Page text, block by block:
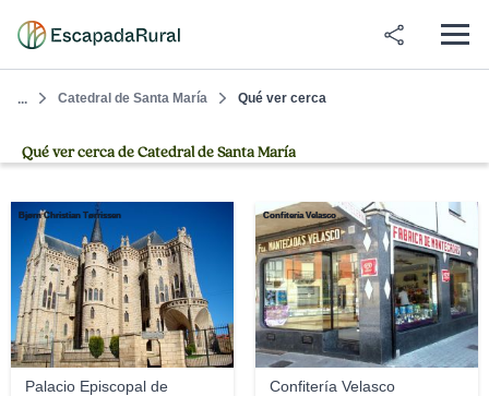
... Catedral de Santa María Qué ver cerca
Qué ver cerca de Catedral de Santa María
Palacio Episcopal de
Bjørn Christian Tørrissen
Confitería Velasco
Confitería Velasco